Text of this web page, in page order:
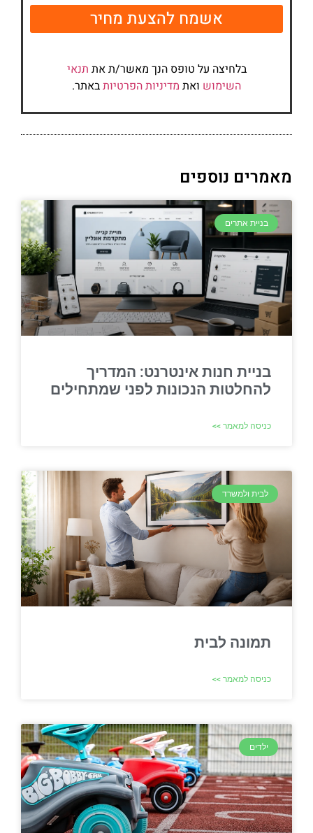
אשמח להצעת מחיר
בלחיצה על טופס הנך מאשר/ת את תנאי
השימוש ואת מדיניות הפרטיותבאתר.
מאמרים נוספים
בניית אתרים
בניית חנות אינטרנט: המדריך
להחלטות הנכונות לפני שמתחילים
כניסה למאמר >>
לבית ולמשרד
תמונה לבית
כניסה למאמר >>
ילדים